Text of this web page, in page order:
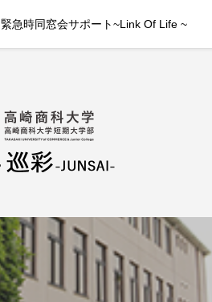
緊急時同窓会サポート~Link Of Life ~